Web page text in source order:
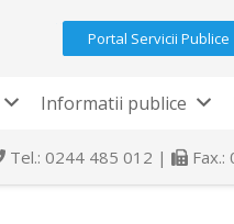
Portal Servicii Publice
Informatii publice
Tel.: 0244 485 012 |